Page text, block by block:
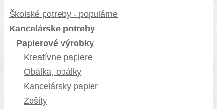
Školské potreby - populárne
Kancelárske potreby
Papierové výrobky
Kreatívne papiere
Obálka, obálky
Kancelársky papier
Zošity